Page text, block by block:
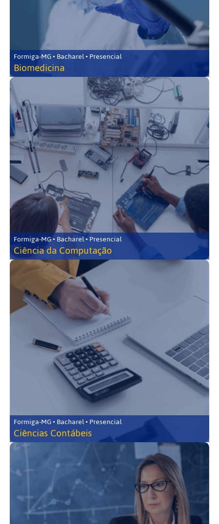
Formiga-MG • Bacharel • Presencial
Biomedicina
Formiga-MG • Bacharel • Presencial
Ciência da Computação
Formiga-MG • Bacharel • Presencial
Ciências Contábeis